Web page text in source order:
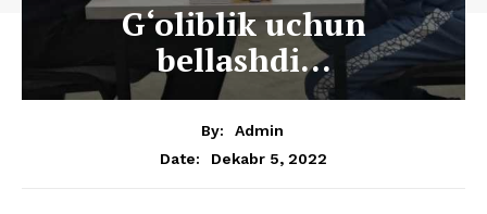
G‘oliblik uchun
bellashdi…
By:
Admin
Date:
Dekabr 5, 2022